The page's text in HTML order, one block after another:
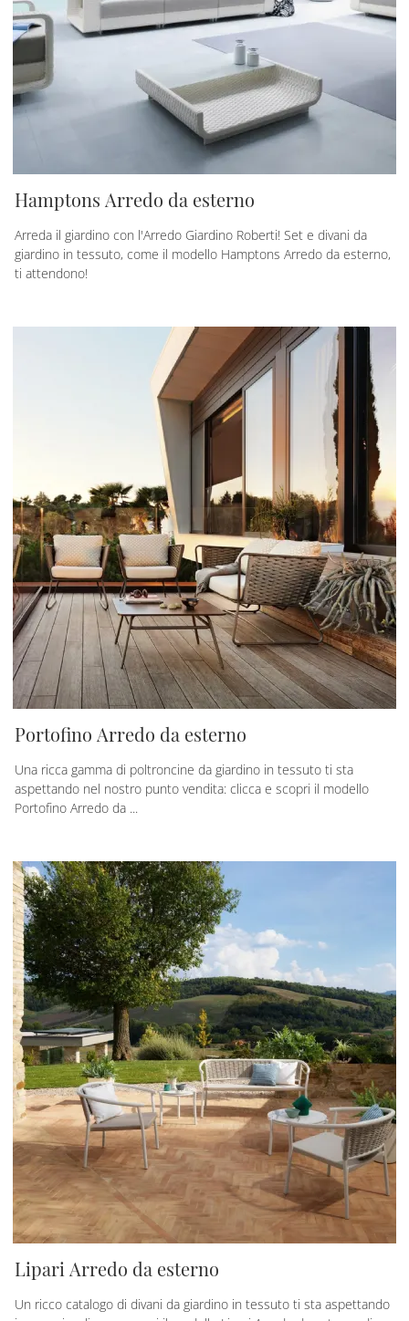
Hamptons Arredo da esterno
Arreda il giardino con l'Arredo Giardino Roberti! Set e divani da
giardino in tessuto, come il modello Hamptons Arredo da esterno,
ti attendono!
Portofino Arredo da esterno
Una ricca gamma di poltroncine da giardino in tessuto ti sta
aspettando nel nostro punto vendita: clicca e scopri il modello
Portofino Arredo da ...
Lipari Arredo da esterno
Un ricco catalogo di divani da giardino in tessuto ti sta aspettando